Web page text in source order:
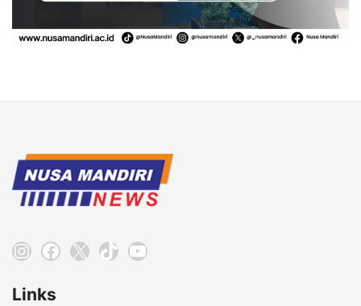
Instagram
Facebook
X TikTokYouTube
Links